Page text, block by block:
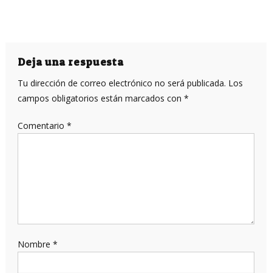
Deja una respuesta
Tu dirección de correo electrónico no será publicada. Los
campos obligatorios están marcados con *
Comentario *
Nombre *